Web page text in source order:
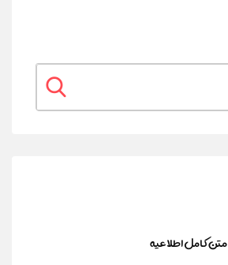
متن کامل اطلاعیه